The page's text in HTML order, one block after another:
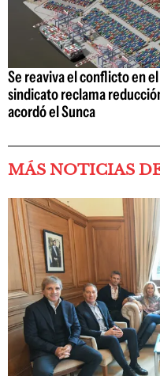
Se reaviva el conflicto en
sindicato reclama
acordó el Sunca
MÁS NOTICIAS